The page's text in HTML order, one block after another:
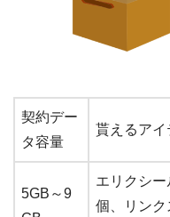
契約デー
タ容量
貰えるア
5GB～9
エリクシ
個、リン